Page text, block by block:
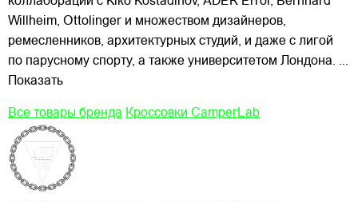
Willheim, Ottolinger и множеством дизайнеров,
ремесленников, архитектурных студий, и даже с лигой
по парусному спорту, а также университетом Лондона. ...
Показать
Все товары бренда Кроссовки CamperLab